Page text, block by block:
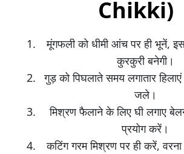
Chikki)
मूंगफली को धीमी आंच पर ही भूनें,
कुरकुरी बनेगी।
गुड़ को पिघलाते समय लगातार हिलाएं
जले।
मिश्रण फैलाने के लिए घी लगाए
प्रयोग करें।
कटिंग गरम मिश्रण पर ही करें,